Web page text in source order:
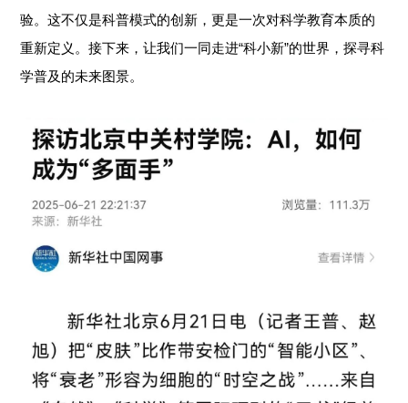
验。这不仅是科普模式的创新，更是一次对科学教育本质的
重新定义。接下来，让我们一同走进“科小新”的世界，探寻科
学普及的未来图景。